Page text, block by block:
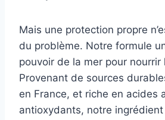
Mais une protection propre
du problème. Notre formule
pouvoir de la mer pour nourrir
Provenant de sources
en France, et riche en acides
antioxydants, notre ingrédient